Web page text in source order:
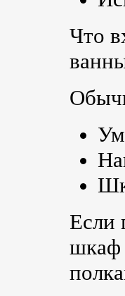
Что
Если
шкаф